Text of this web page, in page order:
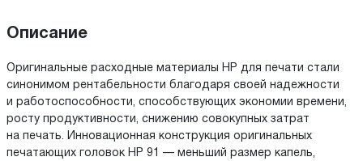
Описание
Оригинальные расходные материалы HP для печати стали
синонимом рентабельности благодаря своей надежности
и работоспособности, способствующих экономии времени,
росту продуктивности, снижению совокупных затрат
на печать. Инновационная конструкция оригинальных
печатающих головок HP 91 — меньший размер капель,